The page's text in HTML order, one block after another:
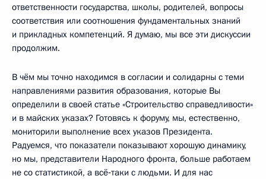
ответственности государства, школы, родителей, вопросы
соответствия или соотношения фундаментальных знаний
и прикладных компетенций. Я думаю, мы все эти дискуссии
продолжим.
В чём мы точно находимся в согласии и солидарны с теми
направлениями развития образования, которые Вы
определили в своей статье «Строительство справедливости»
и в майских указах? Готовясь к форуму, мы, естественно,
мониторили выполнение всех указов Президента.
Радуемся, что показатели показывают хорошую динамику,
но мы, представители Народного фронта, больше работаем
не со статистикой, а всё‑таки с людьми. И для нас